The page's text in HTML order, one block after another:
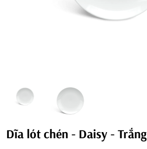
Dĩa lót chén - Daisy - Trắng